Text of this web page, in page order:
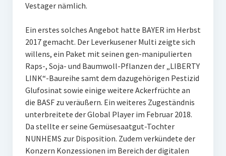
Vestager nämlich.
Ein erstes solches Angebot hatte BAYER im Herbst
2017 gemacht. Der Leverkusener Multi zeigte sich
willens, ein Paket mit seinen gen-manipulierten
Raps-, Soja- und Baumwoll-Pflanzen der „LIBERTY
LINK“-Baureihe samt dem dazugehörigen Pestizid
Glufosinat sowie einige weitere Ackerfrüchte an
die BASF zu veräußern. Ein weiteres Zugeständnis
unterbreitete der Global Player im Februar 2018.
Da stellte er seine Gemüsesaatgut-Tochter
NUNHEMS zur Disposition. Zudem verkündete der
Konzern Konzessionen im Bereich der digitalen